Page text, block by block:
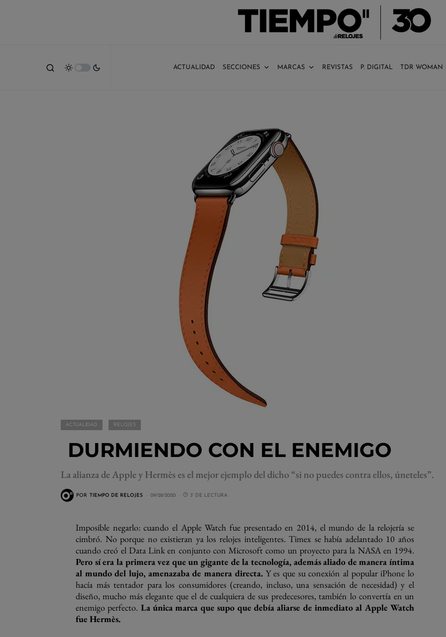
ACTUALIDAD SECCIONES MARCAS REVISTAS P. DIGITAL TDR WOMAN
ACTUALIDAD RELOJES
DURMIENDO CON EL ENEMIGO
La alianza de Apple y Hermès es el mejor ejemplo del dicho “si no puedes contra ellos, úneteles”.
POR TIEMPO DE RELOJES 09/28/2020 3' DE LECTURA
Imposible negarlo: cuando el Apple Watch fue presentado en 2014, el mundo de la relojería se
cimbró. No porque no existieran ya los relojes inteligentes. Timex se había adelantado 10 años
cuando creó el Data Link en conjunto con Microsoft como un proyecto para la NASA en 1994.
Pero sí era la primera vez que un gigante de la tecnología, además aliado de manera íntima
al mundo del lujo, amenazaba de manera directa.Y es que su conexión al popular iPhone lo
hacía más tentador para los consumidores (creando, incluso, una sensación de necesidad) y el
diseño, mucho más elegante que el de cualquiera de sus predecesores, también lo convertía en un
enemigo perfecto. La única marca que supo que debía aliarse de inmediato al Apple Watch
fue Hermès.